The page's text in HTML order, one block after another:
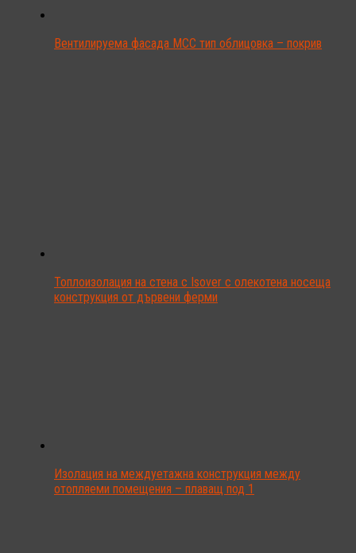
Вентилируема фасада MCC тип облицовка – покрив
Топлоизолация на стена с Isover с олекотена носеща
конструкция от дървени ферми
Изолация на междуетажна конструкция между
отопляеми помещения – плаващ под 1